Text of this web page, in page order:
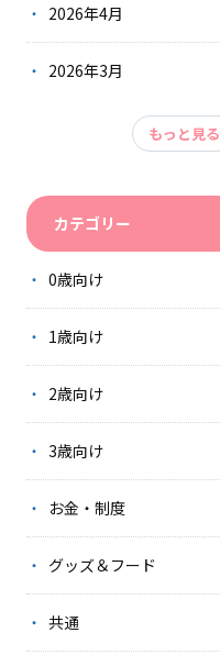
2026年4月
2026年3月
もっと見る
カテゴリー
0歳向け
1歳向け
2歳向け
3歳向け
お金・制度
グッズ＆フード
共通